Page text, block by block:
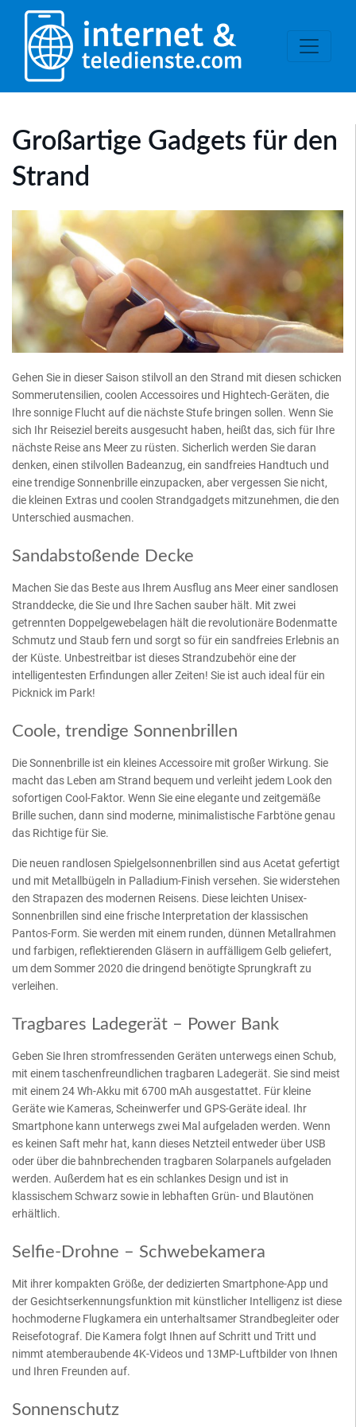
Großartige Gadgets für den
Strand
Gehen Sie in dieser Saison stilvoll an den Strand mit diesen schicken
Sommerutensilien, coolen Accessoires und Hightech-Geräten, die
Ihre sonnige Flucht auf die nächste Stufe bringen sollen. Wenn Sie
sich Ihr Reiseziel bereits ausgesucht haben, heißt das, sich für Ihre
nächste Reise ans Meer zu rüsten. Sicherlich werden Sie daran
denken, einen stilvollen Badeanzug, ein sandfreies Handtuch und
eine trendige Sonnenbrille einzupacken, aber vergessen Sie nicht,
die kleinen Extras und coolen Strandgadgets mitzunehmen, die den
Unterschied ausmachen.
Sandabstoßende Decke
Machen Sie das Beste aus Ihrem Ausflug ans Meer einer sandlosen
Stranddecke, die Sie und Ihre Sachen sauber hält. Mit zwei
getrennten Doppelgewebelagen hält die revolutionäre Bodenmatte
Schmutz und Staub fern und sorgt so für ein sandfreies Erlebnis an
der Küste. Unbestreitbar ist dieses Strandzubehör eine der
intelligentesten Erfindungen aller Zeiten! Sie ist auch ideal für ein
Picknick im Park!
Coole, trendige Sonnenbrillen
Die Sonnenbrille ist ein kleines Accessoire mit großer Wirkung. Sie
macht das Leben am Strand bequem und verleiht jedem Look den
sofortigen Cool-Faktor. Wenn Sie eine elegante und zeitgemäße
Brille suchen, dann sind moderne, minimalistische Farbtöne genau
das Richtige für Sie.
Die neuen randlosen Spielgelsonnenbrillen sind aus Acetat gefertigt
und mit Metallbügeln in Palladium-Finish versehen. Sie widerstehen
den Strapazen des modernen Reisens. Diese leichten Unisex-
Sonnenbrillen sind eine frische Interpretation der klassischen
Pantos-Form. Sie werden mit einem runden, dünnen Metallrahmen
und farbigen, reflektierenden Gläsern in auffälligem Gelb geliefert,
um dem Sommer 2020 die dringend benötigte Sprungkraft zu
verleihen.
Tragbares Ladegerät – Power Bank
Geben Sie Ihren stromfressenden Geräten unterwegs einen Schub,
mit einem taschenfreundlichen tragbaren Ladegerät. Sie sind meist
mit einem 24 Wh-Akku mit 6700 mAh ausgestattet. Für kleine
Geräte wie Kameras, Scheinwerfer und GPS-Geräte ideal. Ihr
Smartphone kann unterwegs zwei Mal aufgeladen werden. Wenn
es keinen Saft mehr hat, kann dieses Netzteil entweder über USB
oder über die bahnbrechenden tragbaren Solarpanels aufgeladen
werden. Außerdem hat es ein schlankes Design und ist in
klassischem Schwarz sowie in lebhaften Grün- und Blautönen
erhältlich.
Selfie-Drohne – Schwebekamera
Mit ihrer kompakten Größe, der dedizierten Smartphone-App und
der Gesichtserkennungsfunktion mit künstlicher Intelligenz ist diese
hochmoderne Flugkamera ein unterhaltsamer Strandbegleiter oder
Reisefotograf. Die Kamera folgt Ihnen auf Schritt und Tritt und
nimmt atemberaubende 4K-Videos und 13MP-Luftbilder von Ihnen
und Ihren Freunden auf.
Sonnenschutz